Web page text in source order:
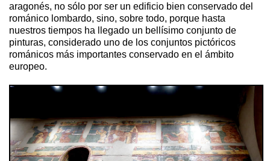
aragonés, no sólo por ser un edificio bien conservado del
románico lombardo, sino, sobre todo, porque hasta
nuestros tiempos ha llegado un bellísimo conjunto de
pinturas, considerado uno de los conjuntos pictóricos
románicos más importantes conservado en el ámbito
europeo.